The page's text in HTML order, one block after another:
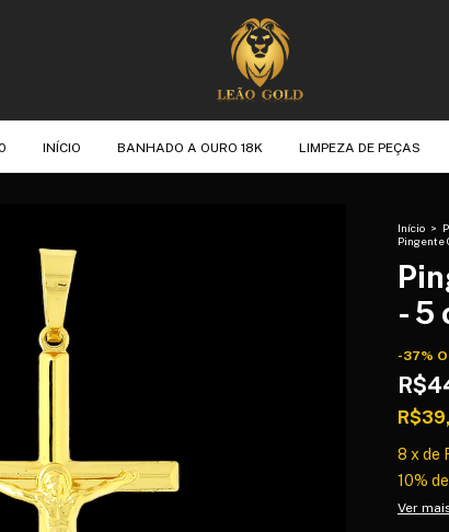
INÍCIO BANHADO A OURO 18K LIMPEZA DE PEÇAS
Início >
Pingente
- 5
-37%
8 x de
10%
Ver